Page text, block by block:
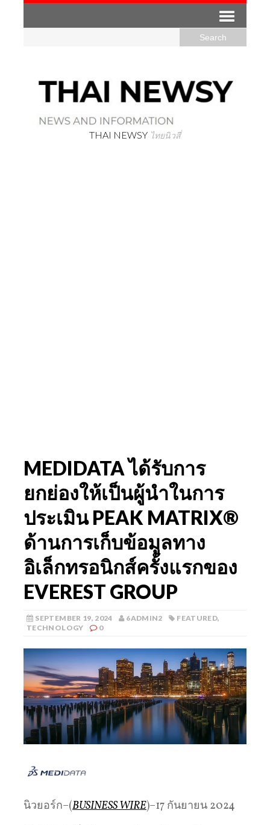
THAI NEWSY ไทยนิวสี่
MEDIDATA ได้รับการ
ยกย่องให้เป็นผู้นำในการ
ประเมิน PEAK MATRIX®
ด้านการเก็บข้อมูลทาง
อิเล็กทรอนิกส์ครั้งแรกของ
EVEREST GROUP
SEPTEMBER 19, 2024 6ADMIN2 FEATURED,
TECHNOLOGY
0
นิวยอร์ก–(BUSINESS WIRE)–17 กันยายน 2024